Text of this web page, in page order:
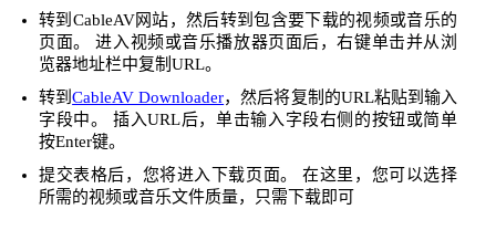
转到CableAV网站，然后转到包含要下载的视频或音乐的
页面。 进入视频或音乐播放器页面后，右键单击并从浏
览器地址栏中复制URL。
转到CableAV Downloader，然后将复制的URL粘贴到输入
字段中。 插入URL后，单击输入字段右侧的按钮或简单
按Enter键。
提交表格后，您将进入下载页面。 在这里，您可以选择
所需的视频或音乐文件质量，只需下载即可